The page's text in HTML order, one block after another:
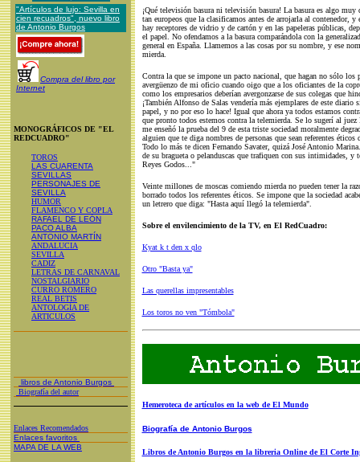
"Artículos de lujo: Sevilla en
cien recuadros", nuevo libro
de Antonio Burgos
Compra del libro por
Internet
MONOGRÁFICOS DE "EL
REDCUADRO"
TOROS
LAS CUARENTA
SEVILLAS
PERSONAJES DE
SEVILLA
HUMOR
FLAMENCO Y COPLA
RAFAEL DE LEÓN
PACO ALBA
ANTONIO MARTÍN
ANDALUCIA
SEVILLA
CADIZ
LETRAS DE CARNAVAL
NOSTALGIARIO
CURRO ROMERO
REAL BETIS
ANTOLOGÍA DE
ARTICULOS
libros de Antonio Burgos
Biografía del autor
Enlaces Recomendados
Enlaces favoritos
MAPA DE LA WEB
¡Qué televisión basura ni televisión basura! La basura es algo
tan europeos que la clasificamos antes de arrojarla al contenedor, y
hay receptores de vidrio y de cartón y en las papeleras públicas,
el papel. No ofendamos a la basura comparándola con la
general en España. Llamemos a las cosas por su nombre, y ese
mierda.
Contra la que se impone un pacto nacional, que hagan no sólo
avergüenzo de mi oficio cuando oigo que a los oficiantes de la
como los empresarios deberían avergonzarse de sus colegas que
¡También Alfonso de Salas vendería más ejemplares de este diario
papel, y no por eso lo hace! Igual que ahora ya todos estamos
que pronto todos estemos contra la telemierda. Se lo sugerí al
me enseñó la prueba del 9 de esta triste sociedad moralmente
alguien que te diga nombres de personas que sean referentes
Todo lo más te dicen Fernando Savater, quizá José Antonio
de su bragueta o pelanduscas que trafiquen con sus intimidades, y
Reyes Godos..."
Veinte millones de moscas comiendo mierda no pueden tener la
borrado todos los referentes éticos. Se impone que la sociedad
un letrero que diga: "Hasta aquí llegó la telemierda".
Sobre el envilencimiento de la TV, en El RedCuadro:
Kyat k t den x qlo
Otro "Basta ya"
Las querellas impresentables
Los toros no ven "Tómbola"
Hemeroteca de artículos en la web de El Mundo
Biografía de Antonio Burgos
Libros de Antonio Burgos en la libreria Online de El Corte